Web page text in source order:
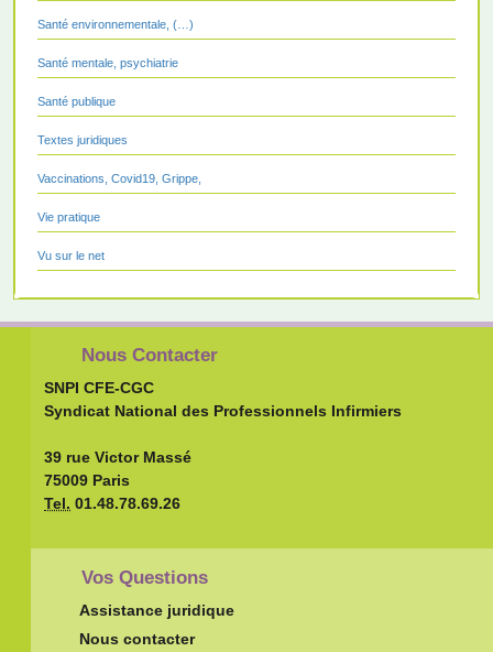
Santé environnementale, (…)
Santé mentale, psychiatrie
Santé publique
Textes juridiques
Vaccinations, Covid19, Grippe,
Vie pratique
Vu sur le net
Nous Contacter
SNPI CFE-CGC
Syndicat National des Professionnels Infirmiers
39 rue Victor Massé
75009 Paris
Tel. 01.48.78.69.26
Vos Questions
Assistance juridique
Nous contacter